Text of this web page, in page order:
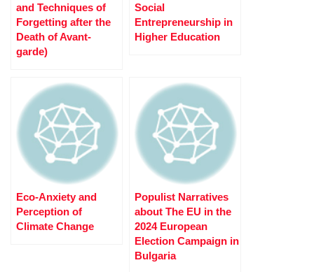
and Techniques of
Forgetting after the
Death of Avant-
garde)
Social
Entrepreneurship in
Higher Education
Еco-Аnxiety and
Perception of
Climate Change
Populist Narratives
about The EU in the
2024 European
Election Campaign in
Bulgaria